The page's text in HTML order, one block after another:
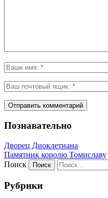
Познавательно
Дворец Диоклетиана
Памятник королю Томиславу
Поиск
Рубрики